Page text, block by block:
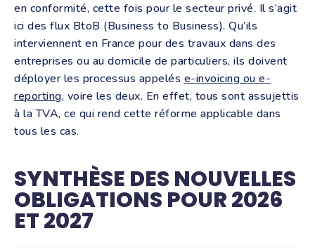
en conformité, cette fois pour le secteur privé. Il s’agit
ici des flux BtoB (Business to Business). Qu’ils
interviennent en France pour des travaux dans des
entreprises ou au domicile de particuliers, ils doivent
déployer les processus appelés e-invoicing ou e-
reporting, voire les deux. En effet, tous sont assujettis
à la TVA, ce qui rend cette réforme applicable dans
tous les cas.
SYNTHÈSE DES NOUVELLES
OBLIGATIONS POUR 2026
ET 2027